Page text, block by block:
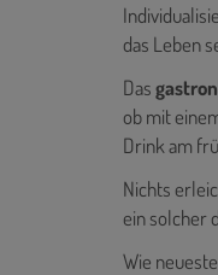
das Leben
Das
ob mit
Drink am
Nichts
ein solcher
Wie